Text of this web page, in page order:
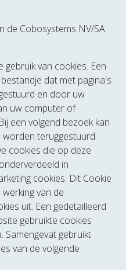
de Cobosystems NV/SA.
gebruik van cookies. Een
dat met pagina's
en door uw
uw computer of
een volgend bezoek kan
teruggestuurd
cookies die op deze
in
cookies. Dit Cookie
van de
uit. Een gedetailleerd
gebruikte cookies
Samengevat gebruikt
van de volgende